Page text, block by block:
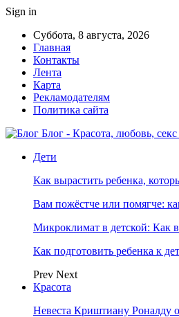
Sign in
Суббота, 8 августа, 2026
Главная
Контакты
Лента
Карта
Рекламодателям
Политика сайта
Блог - Красота, любовь,
Дети
Как вырастить ребенка,
Вам пожёстче или помягче:
Микроклимат в детской: Как
Как подготовить ребенка к
Prev Next
Красота
Невеста Криштиану Роналду